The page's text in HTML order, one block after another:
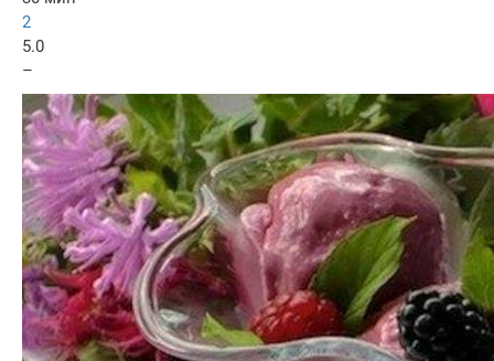
2
5.0
–